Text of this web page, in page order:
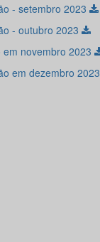
- setembro 2023
- outubro 2023
novembro 2023
em dezembro 2023